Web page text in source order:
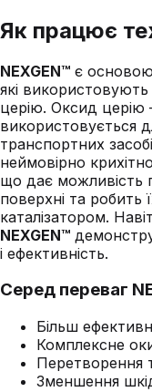
Як працює
NEXGEN™ є
які
церію. Оксид
використовується
транспортних
неймовірно
що дає можливість
поверхні та
каталізатором.
NEXGEN™
і ефективність.
Серед переваг
Більш
Комплексне
Перетворення
Зменшення